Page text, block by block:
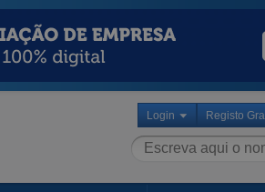
Login Registo